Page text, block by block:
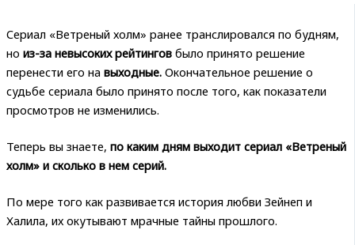
Сериал «Ветреный холм» ранее транслировался по будням,
но из-за невысоких рейтингов было принято решение
перенести его на выходные. Окончательное решение о
судьбе сериала было принято после того, как показатели
просмотров не изменились.
Теперь вы знаете, по каким дням выходит сериал «Ветреный
холм» и сколько в нем серий.
По мере того как развивается история любви Зейнеп и
Халила, их окутывают мрачные тайны прошлого.